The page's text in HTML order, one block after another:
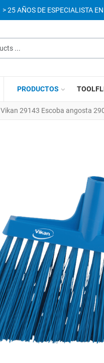
> 25 AÑOS DE ESPECIALISTA
PRODUCTOS
Vikan 29143 Escoba angosta